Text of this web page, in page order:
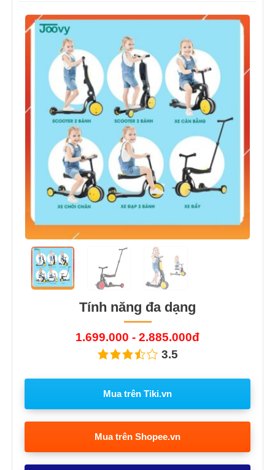
Tính năng đa dạng
1.699.000 - 2.885.000đ
3.5
Mua trên Tiki.vn
Mua trên Shopee.vn